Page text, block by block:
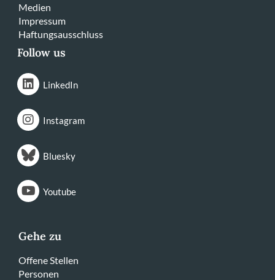
Medien
Impressum
Haftungsausschluss
Follow us
LinkedIn
Instagram
Bluesky
Youtube
Gehe zu
Offene Stellen
Personen